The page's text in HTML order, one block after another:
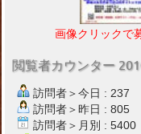
画像クリックで
閲覧者カウンター
訪問者＞今日 : 237
訪問者＞昨日 : 805
訪問者＞月別 : 5400